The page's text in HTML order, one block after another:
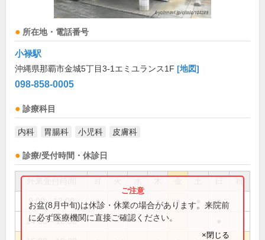
所在地・電話番号
小禄駅
沖縄県那覇市金城5丁目3-1エミユランス1F [地図]
098-858-0005
診療科目
内科 胃腸科 小児科 皮膚科
診療/受付時間・休診日
祝
9:00～12:00 ● ● ● ● ●
14:00～16:00
お盆(8月中旬)は休診・休業の場合があります。来院前
に必ず医療機関に直接ご確認ください。
×閉じる